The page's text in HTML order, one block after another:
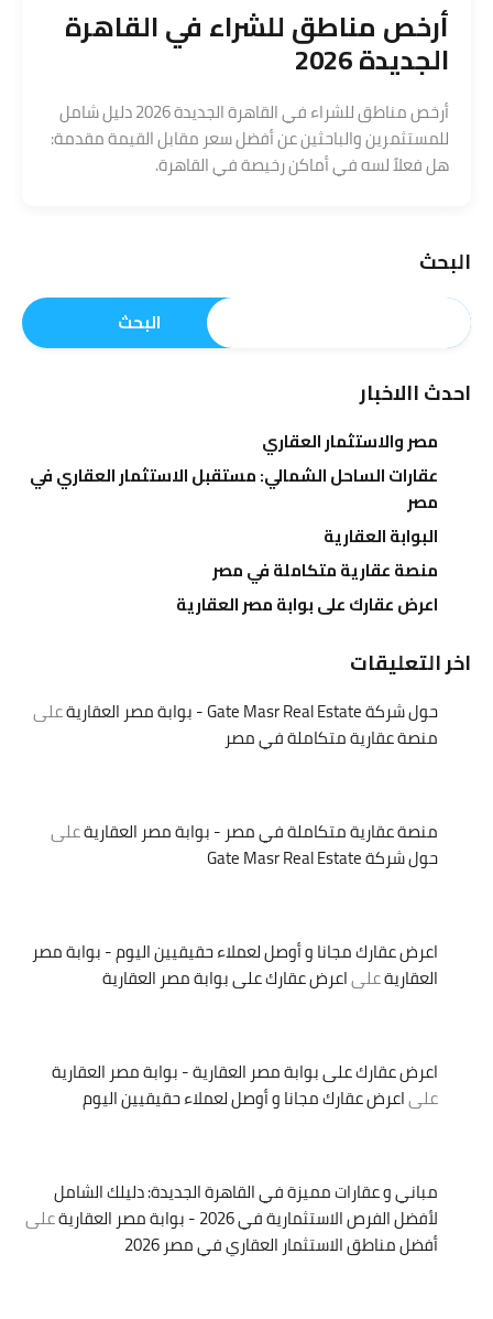
أرخص مناطق للشراء في القاهرة
الجديدة 2026
أرخص مناطق للشراء في القاهرة الجديدة 2026 دليل شامل
للمستثمرين والباحثين عن أفضل سعر مقابل القيمة مقدمة:
هل فعلاً لسه في أماكن رخيصة في القاهرة.
البحث
البحث
احدث االاخبار
مصر والاستثمار العقاري
عقارات الساحل الشمالي: مستقبل الاستثمار العقاري في
مصر
البوابة العقارية
منصة عقارية متكاملة في مصر
اعرض عقارك على بوابة مصر العقارية
اخر التعليقات
حول شركة Gate Masr Real Estate - بوابة مصر العقارية
على
منصة عقارية متكاملة في مصر
منصة عقارية متكاملة في مصر - بوابة مصر العقاريةعلى
حول شركة Gate Masr Real Estate
اعرض عقارك مجانا و أوصل لعملاء حقيقيين اليوم - بوابة مصر
العقاريةعلىاعرض عقارك على بوابة مصر العقارية
اعرض عقارك على بوابة مصر العقارية - بوابة مصر العقارية
علىاعرض عقارك مجانا و أوصل لعملاء حقيقيين اليوم
مباني و عقارات مميزة في القاهرة الجديدة: دليلك الشامل
لأفضل الفرص الاستثمارية في 2026 - بوابة مصر العقارية
على
أفضل مناطق الاستثمار العقاري في مصر 2026